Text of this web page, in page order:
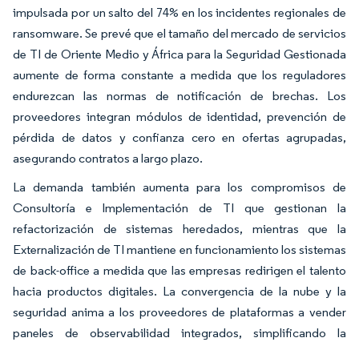
impulsada por un salto del 74% en los incidentes regionales de
ransomware. Se prevé que el tamaño del mercado de servicios
de TI de Oriente Medio y África para la Seguridad Gestionada
aumente de forma constante a medida que los reguladores
endurezcan las normas de notificación de brechas. Los
proveedores integran módulos de identidad, prevención de
pérdida de datos y confianza cero en ofertas agrupadas,
asegurando contratos a largo plazo.
La demanda también aumenta para los compromisos de
Consultoría e Implementación de TI que gestionan la
refactorización de sistemas heredados, mientras que la
Externalización de TI mantiene en funcionamiento los sistemas
de back-office a medida que las empresas redirigen el talento
hacia productos digitales. La convergencia de la nube y la
seguridad anima a los proveedores de plataformas a vender
paneles de observabilidad integrados, simplificando la